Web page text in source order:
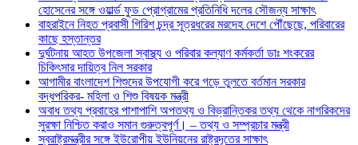
হোসেনের সঙ্গে ওয়ার্ল্ড ফুড প্রোগ্রামের প্রতিনিধি দলের সৌজন্য সাক্ষাৎ
বাহরাইনে নিহত প্রবাসী গিরিশ চন্দ্র সূত্রধরের মরদেহ দেশে পৌঁছেছে, পরিবারের
কাছে হস্তান্তর
দুর্ঘটনায় আহত উপজেলা স্বাস্থ্য ও পরিবার কল্যাণ কর্মকর্তা ডাঃ শংকরের
চিকিৎসার দায়িত্ব নিল সরকার
আগামীর বাংলাদেশ শিশুদের উপযোগী করে গড়ে তুলতে বর্তমান সরকার
বদ্ধপরিকর- মহিলা ও শিশু বিষয়ক মন্ত্রী
অবাধ তথ্য প্রবাহের পাশাপাশি অপতথ্য ও বিভ্রান্তিকর তথ্য থেকে নাগরিকদের
সুরক্ষা নিশ্চিত করাও সমান গুরুত্বপূর্ণ। – তথ্য ও সম্প্রচার মন্ত্রী
স্বরাষ্ট্রমন্ত্রীর সঙ্গে ইউরোপীয় ইউনিয়নের রাষ্ট্রদূতের সাক্ষাৎ